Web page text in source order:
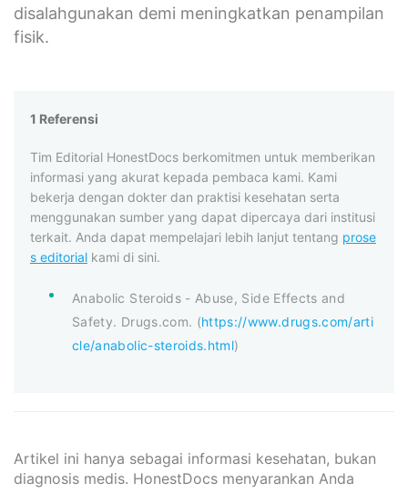
disalahgunakan demi meningkatkan penampilan
fisik.
1 Referensi
Tim Editorial HonestDocs berkomitmen untuk memberikan
informasi yang akurat kepada pembaca kami. Kami
bekerja dengan dokter dan praktisi kesehatan serta
menggunakan sumber yang dapat dipercaya dari institusi
terkait. Anda dapat mempelajari lebih lanjut tentang prose
s editorial kami di sini.
Anabolic Steroids - Abuse, Side Effects and
Safety. Drugs.com. (https://www.drugs.com/arti
cle/anabolic-steroids.html)
Artikel ini hanya sebagai informasi kesehatan, bukan
diagnosis medis. HonestDocs menyarankan Anda